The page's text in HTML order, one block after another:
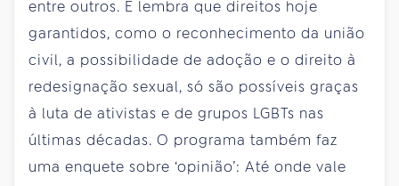
entre outros. E lembra que direitos hoje
garantidos, como o reconhecimento da união
civil, a possibilidade de adoção e o direito à
redesignação sexual, só são possíveis graças
à luta de ativistas e de grupos LGBTs nas
últimas décadas. O programa também faz
uma enquete sobre ‘opinião’: Até onde vale